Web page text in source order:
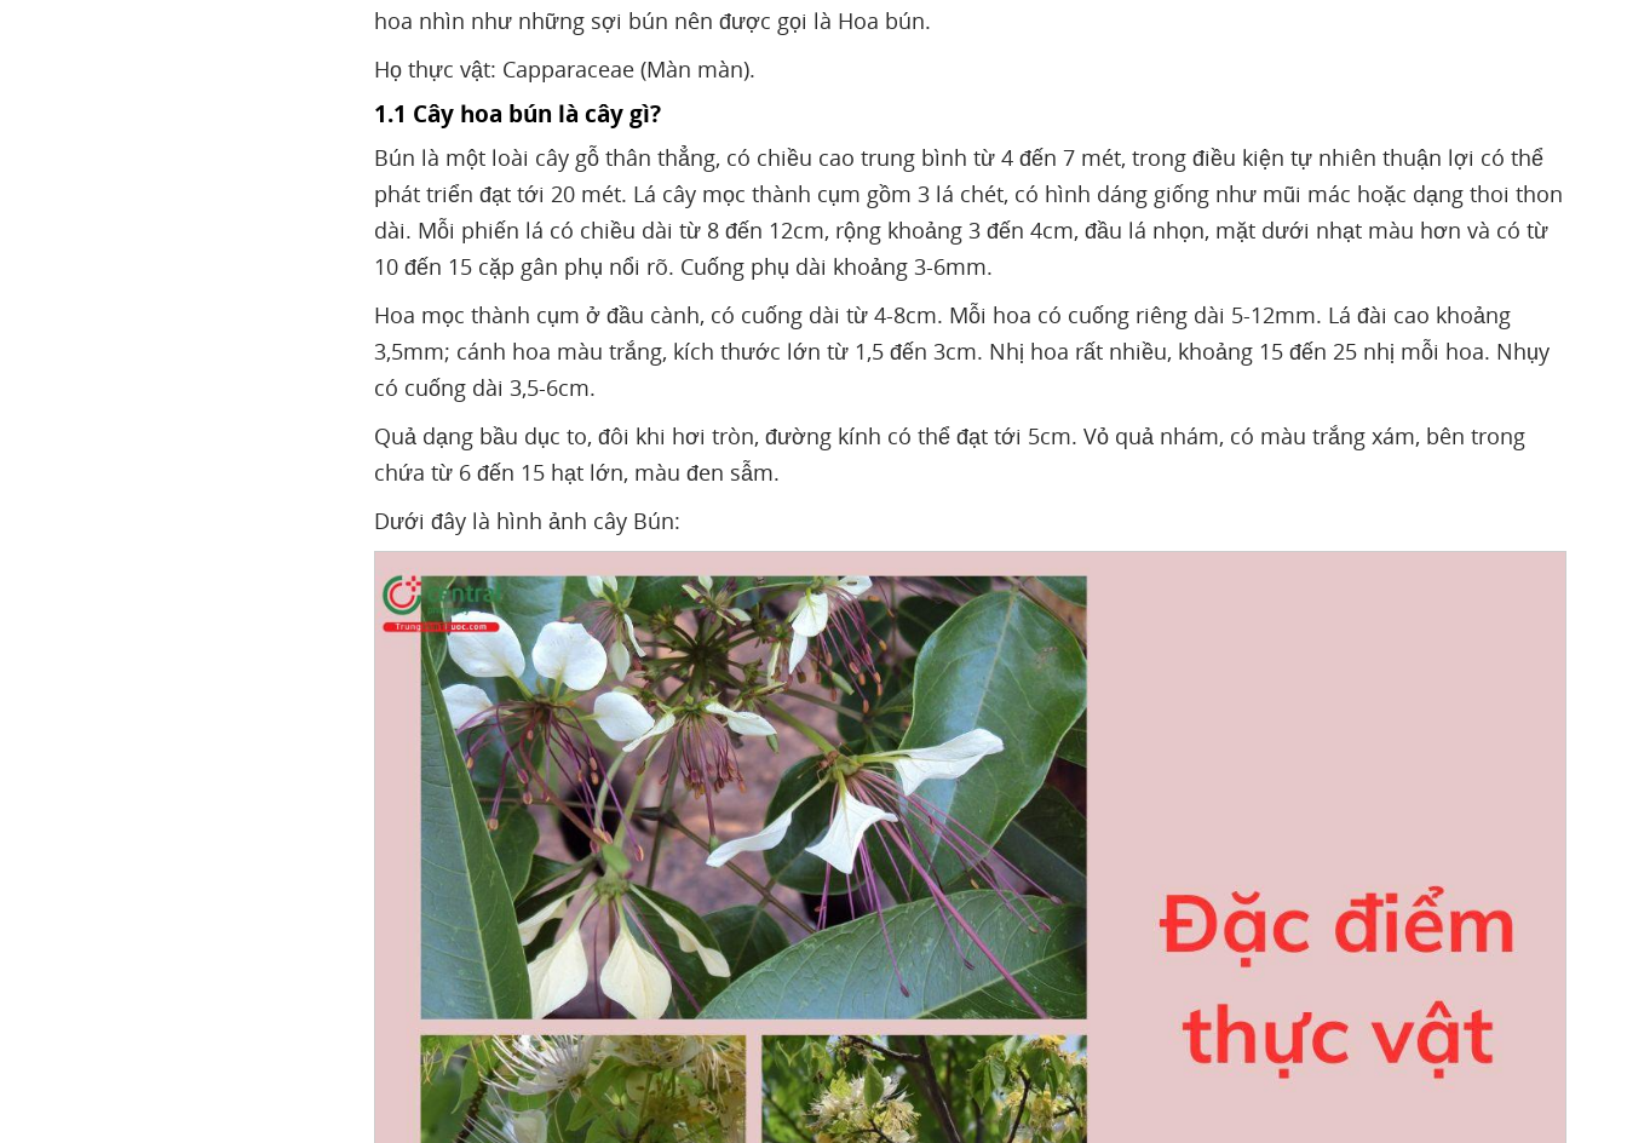
hoa nhìn như những sợi bún nên được gọi là Hoa bún.
Họ thực vật: Capparaceae (Màn màn).
1.1 Cây hoa bún là cây gì?
Bún là một loài cây gỗ thân thẳng, có chiều cao trung bình từ 4 đến 7 mét, trong điều kiện tự nhiên thuận lợi có thể
phát triển đạt tới 20 mét. Lá cây mọc thành cụm gồm 3 lá chét, có hình dáng giống như mũi mác hoặc dạng thoi thon
dài. Mỗi phiến lá có chiều dài từ 8 đến 12cm, rộng khoảng 3 đến 4cm, đầu lá nhọn, mặt dưới nhạt màu hơn và có từ
10 đến 15 cặp gân phụ nổi rõ. Cuống phụ dài khoảng 3-6mm.
Hoa mọc thành cụm ở đầu cành, có cuống dài từ 4-8cm. Mỗi hoa có cuống riêng dài 5-12mm. Lá đài cao khoảng
3,5mm; cánh hoa màu trắng, kích thước lớn từ 1,5 đến 3cm. Nhị hoa rất nhiều, khoảng 15 đến 25 nhị mỗi hoa. Nhụy
có cuống dài 3,5-6cm.
Quả dạng bầu dục to, đôi khi hơi tròn, đường kính có thể đạt tới 5cm. Vỏ quả nhám, có màu trắng xám, bên trong
chứa từ 6 đến 15 hạt lớn, màu đen sẫm.
Dưới đây là hình ảnh cây Bún: